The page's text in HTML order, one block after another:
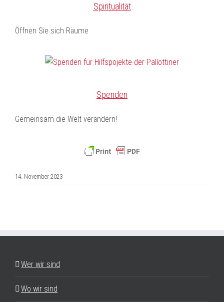
Spiritualität
Öffnen Sie sich Räume
Spenden
Gemeinsam die Welt verändern!
14. November 2023
Wer wir sind
Wo wir sind